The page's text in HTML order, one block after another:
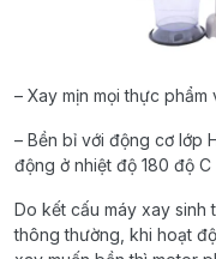
– Xay mịn mọi thực
– Bền bỉ với động cơ lớp
động ở nhiệt độ 180 độ C
Do kết cấu máy xay sinh
thông thường, khi hoạt